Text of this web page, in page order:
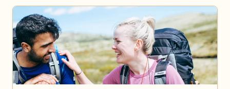
Bli frivillig